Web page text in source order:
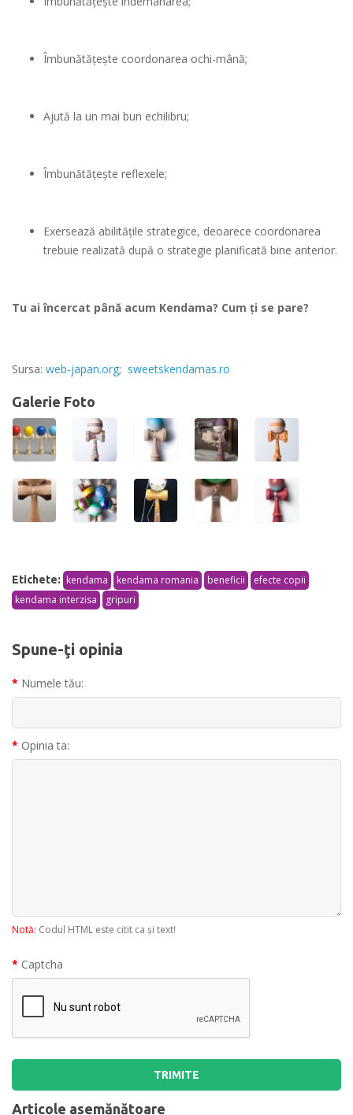
Îmbunătăţeşte coordonarea ochi-mână;
Ajută la un mai bun echilibru;
Îmbunătăţeşte reflexele;
Exersează abilităţile strategice, deoarece coordonarea
trebuie realizată după o strategie planificată bine anterior.
Tu ai încercat până acum Kendama? Cum ți se pare?
Sursa: web-japan.org; sweetskendamas.ro
Galerie Foto
Etichete: kendama kendama romania beneficii
efecte copii
kendama interzisa
gripuri
Spune-ţi opinia
Numele tău:
Opinia ta:
Notă: Codul HTML este citit ca şi text!
Captcha
TRIMITE
Articole asemănătoare